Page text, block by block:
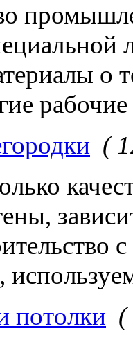
о
(
потолки (